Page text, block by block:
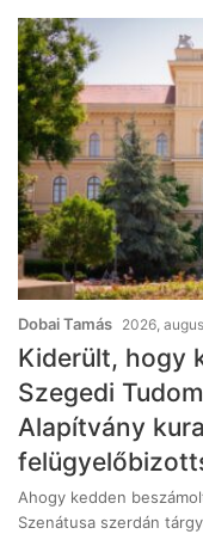
Dobai Tamás 2026,
Kiderült, hogy
Szegedi
Alapítvány
Ahogy kedden
Szenátusa szerdán